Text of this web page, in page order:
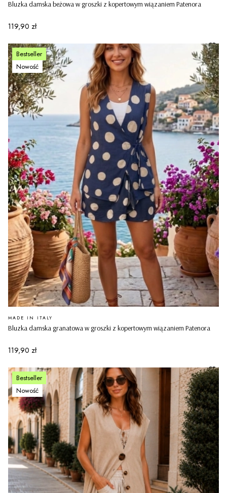
Bluzka damska beżowa w groszki z kopertowym wiązaniem Patenora
Cena
119,90 zł
Bestseller
Nowość
Bluzka damska granatowa w groszki z kopertowym wiązaniem Patenora
PRODUCENT
MADE IN ITALY
Cena
119,90 zł
Bestseller
Nowość